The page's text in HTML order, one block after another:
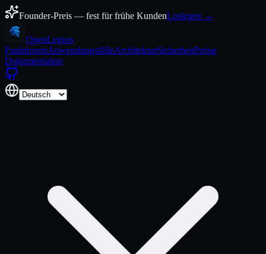
Zum Inhalt springen
Founder-Preis — fest für frühe KundenLoslegen →
OpenLegion
FunktionenAnwendungsfälleArchitekturSicherheitPreise
Dokumentation